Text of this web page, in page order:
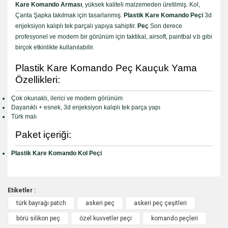
Kare Komando Arması, yüksek kaliteli malzemeden üretilmiş. Kol,
Çanta Şapka takılmak için tasarlanmış. Plastik Kare Komando Peçi 3d
enjeksiyon kalıplı tek parçalı yapıya sahiptir. Peç Son derece
profesyonel ve modern bir görünüm için taktikal, airsoft, paintbal v.b gibi
birçok etkinlikte kullanılabilir.
Plastik Kare Komando Peç Kauçuk Yama
Özellikleri:
Çok okunaklı, ilerici ve modern görünüm
Dayanıklı + esnek, 3d enjeksiyon kalıplı tek parça yapı
Türk malı
Paket içeriği:
Plastik Kare Komando Kol Peçi
Bu ürüne ilk yorumu siz yapın!
Etiketler :
türk bayrağı patch
askeri peç askeri peç çeşitleri
börü silikon peç özel kuvvetler peçi komando peçleri